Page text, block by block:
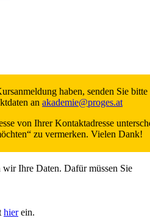
haben, senden Sie
an akademie@proges.at
von Ihrer Kontaktadresse
zu vermerken. Vielen Dank!
Ihre Daten. Dafür müssen Sie
hierein.